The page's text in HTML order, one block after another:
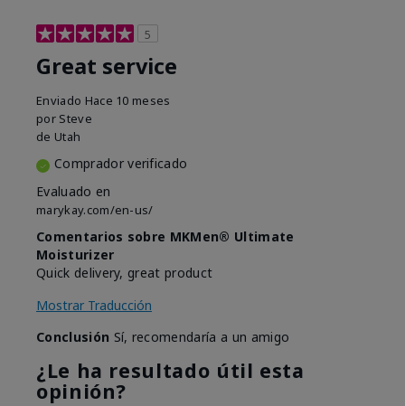
5
Great service
Enviado Hace 10 meses
por Steve
de Utah
Comprador verificado
Evaluado en
marykay.com/en-us/
Comentarios sobre MKMen® Ultimate
Moisturizer
Quick delivery, great product
Mostrar Traducción
Conclusión Sí, recomendaría a un amigo
¿Le ha resultado útil esta
opinión?